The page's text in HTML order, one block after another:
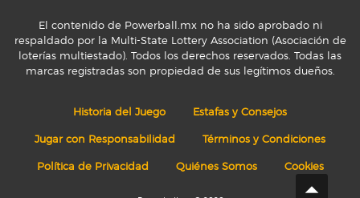
El contenido de Powerball.mx no ha sido aprobado ni
respaldado por la Multi-State Lottery Association (Asociación de
loterías multiestado). Todos los derechos reservados. Todas las
marcas registradas son propiedad de sus legítimos dueños.
Historia del Juego Estafas y Consejos
Jugar con Responsabilidad Términos y Condiciones
Política de Privacidad Quiénes Somos Cookies